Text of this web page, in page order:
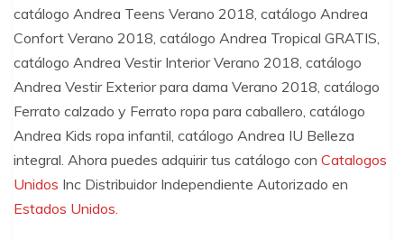
catálogo Andrea Teens Verano 2018, catálogo Andrea
Confort Verano 2018, catálogo Andrea Tropical GRATIS,
catálogo Andrea Vestir Interior Verano 2018, catálogo
Andrea Vestir Exterior para dama Verano 2018, catálogo
Ferrato calzado y Ferrato ropa para caballero, catálogo
Andrea Kids ropa infantil, catálogo Andrea IU Belleza
integral. Ahora puedes adquirir tus catálogo con Catalogos
Unidos Inc Distribuidor Independiente Autorizado en
Estados Unidos.